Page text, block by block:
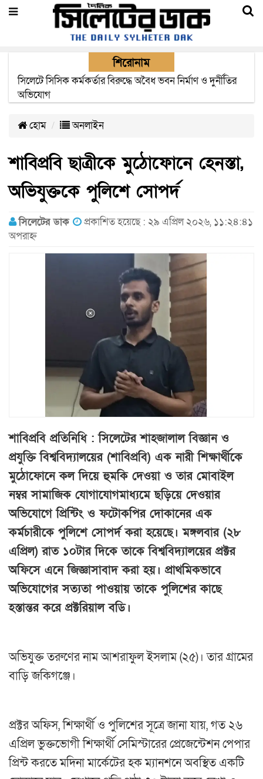
শিরোনাম
২২ ঘণ্টা পর ত্রুটি সেরে জেদ্দার উদ্দেশ্যে ছাড়লো বিমানের ফ্লাইট
হোম অনলাইন
শাবিপ্রবি ছাত্রীকে মুঠোফোনে হেনস্তা,
অভিযুক্তকে পুলিশে সোপর্দ
সিলেটের ডাক
প্রকাশিত হয়েছে : ২৯ এপ্রিল ২০২৬, ১১:২৪:৪১
অপরাহ্ন
শাবিপ্রবি প্রতিনিধি : সিলেটের শাহজালাল বিজ্ঞান ও
প্রযুক্তি বিশ্ববিদ্যালয়ের (শাবিপ্রবি) এক নারী শিক্ষার্থীকে
মুঠোফোনে কল দিয়ে হুমকি দেওয়া ও তার মোবাইল
নম্বর সামাজিক যোগাযোগমাধ্যমে ছড়িয়ে দেওয়ার
অভিযোগে প্রিন্টিং ও ফটোকপির দোকানের এক
কর্মচারীকে পুলিশে সোপর্দ করা হয়েছে। মঙ্গলবার (২৮
এপ্রিল) রাত ১০টার দিকে তাকে বিশ্ববিদ্যালয়ের প্রক্টর
অফিসে এনে জিজ্ঞাসাবাদ করা হয়। প্রাথমিকভাবে
অভিযোগের সত্যতা পাওয়ায় তাকে পুলিশের কাছে
হস্তান্তর করে প্রক্টরিয়াল বডি।
অভিযুক্ত তরুণের নাম আশরাফুল ইসলাম (২৫)। তার গ্রামের
বাড়ি জকিগঞ্জে।
প্রক্টর অফিস, শিক্ষার্থী ও পুলিশের সূত্রে জানা যায়, গত ২৬
এপ্রিল ভুক্তভোগী শিক্ষার্থী সেমিস্টারের প্রেজেন্টেশন পেপার
প্রিন্ট করতে মদিনা মার্কেটের হক ম্যানশনে অবস্থিত একটি